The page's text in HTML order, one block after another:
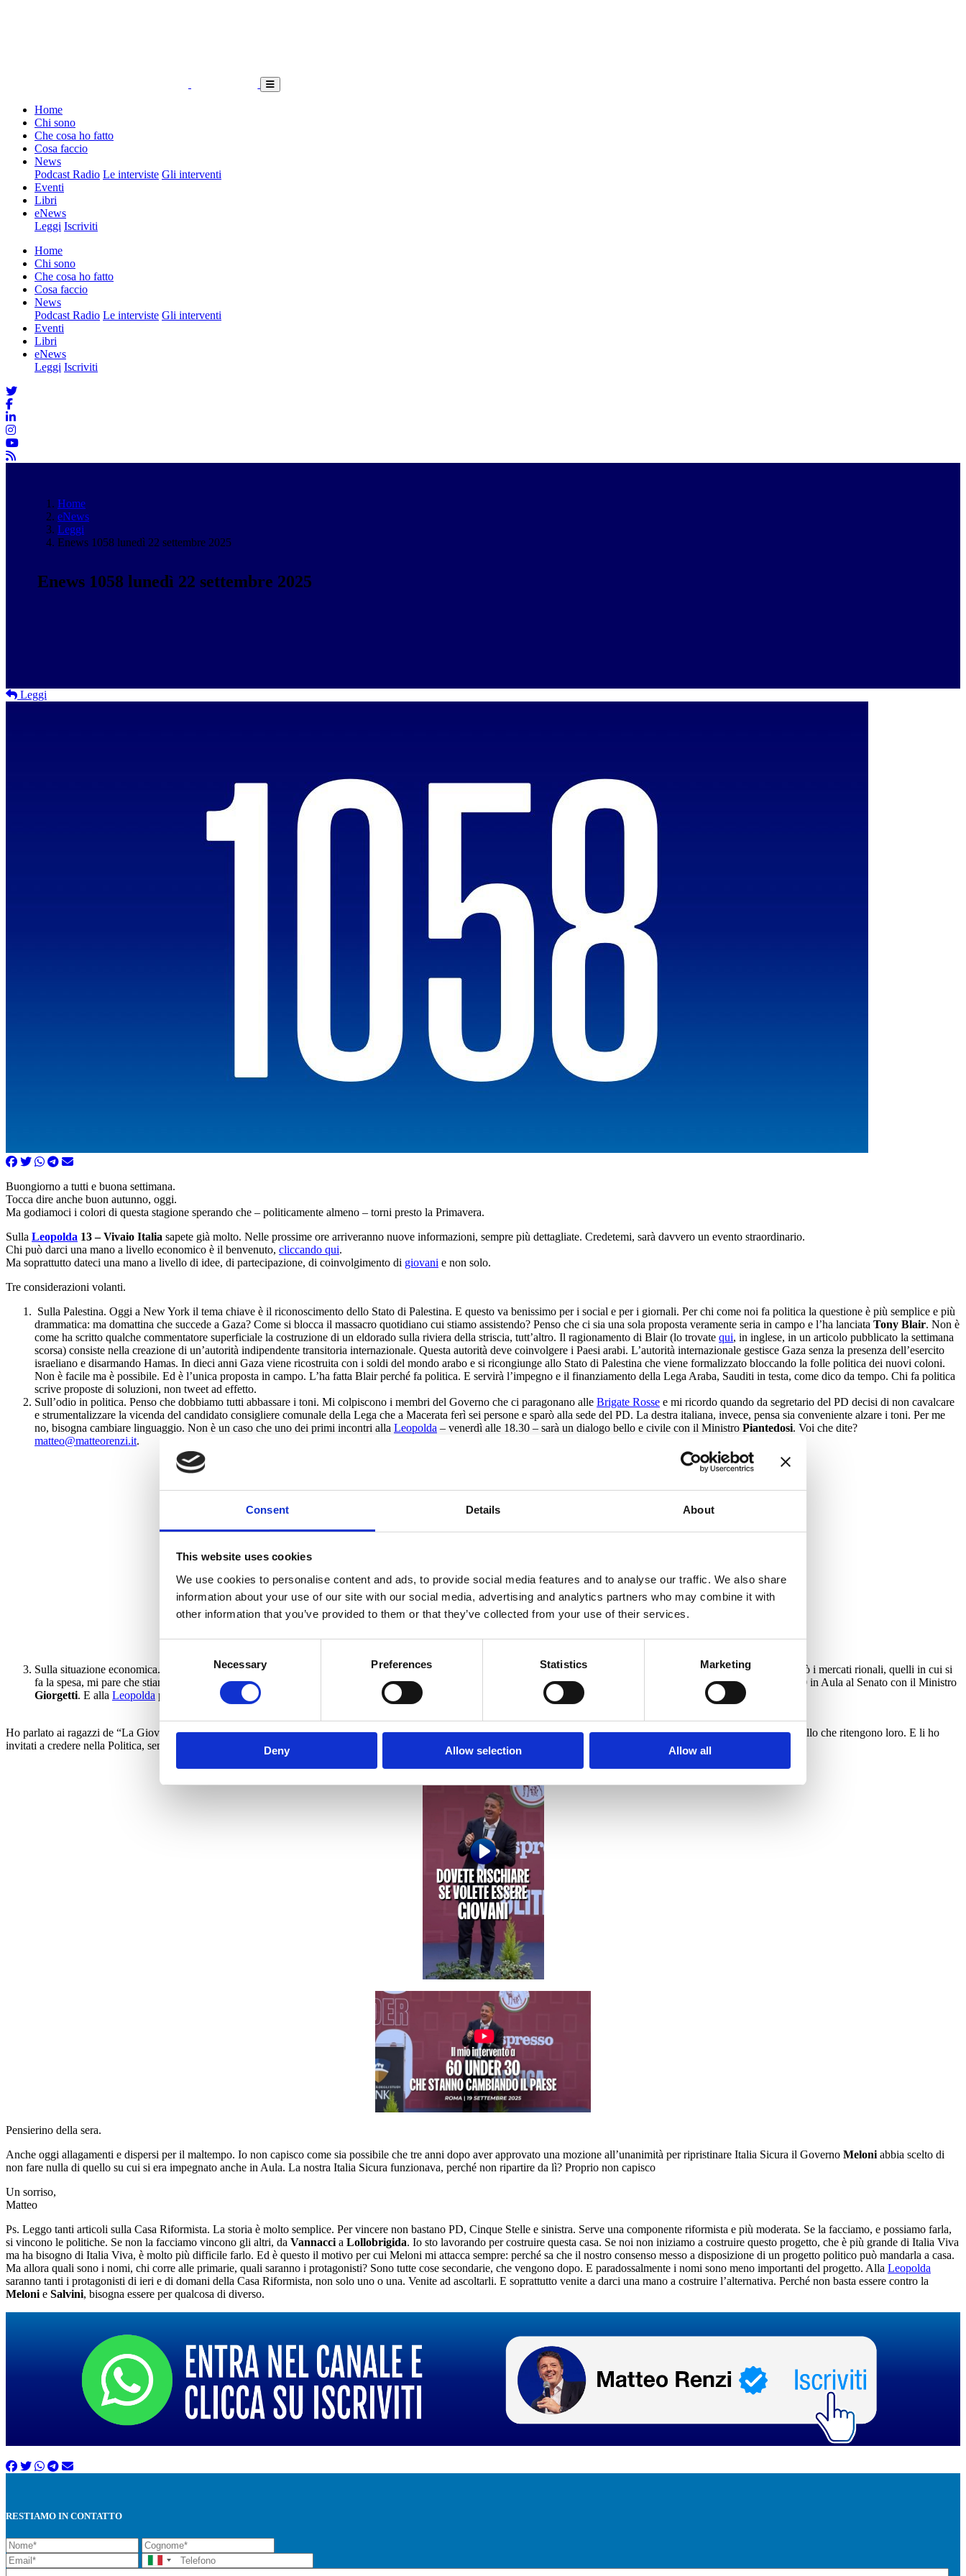
Consent Details About
This website uses cookies
We use cookies to personalise content and ads, to provide social media features and to analyse our traffic. We also share
information about your use of our site with our social media, advertising and analytics partners who may combine it with
other information that you’ve provided to them or that they’ve collected from your use of their services.
Necessary Preferences Statistics Marketing
Deny Allow selection Allow all
Home
Chi sono
Che cosa ho fatto
Cosa faccio
News
Podcast Radio Le interviste Gli interventi
Eventi
Libri
eNews
Leggi Iscriviti
Home
Chi sono
Che cosa ho fatto
Cosa faccio
News
Podcast Radio Le interviste Gli interventi
Eventi
Libri
eNews
Leggi Iscriviti
Home
eNews
Leggi
Enews 1058 lunedì 22 settembre 2025
Enews 1058 lunedì 22 settembre 2025
Leggi
Buongiorno a tutti e buona settimana.
Tocca dire anche buon autunno, oggi.
Ma godiamoci i colori di questa stagione sperando che – politicamente almeno – torni presto la Primavera.
Sulla Leopolda 13 – Vivaio Italia sapete già molto. Nelle prossime ore arriveranno nuove informazioni, sempre più dettagliate. Credetemi, sarà davvero un evento straordinario.
Chi può darci una mano a livello economico è il benvenuto, cliccando qui.
Ma soprattutto dateci una mano a livello di idee, di partecipazione, di coinvolgimento di giovani e non solo.
Tre considerazioni volanti.
⁠Sulla Palestina. Oggi a New York il tema chiave è il riconoscimento dello Stato di Palestina. E questo va benissimo per i social e per i giornali. Per chi come noi fa politica la questione è più semplice e più
drammatica: ma domattina che succede a Gaza? Come si blocca il massacro quotidiano cui stiamo assistendo? Penso che ci sia una sola proposta veramente seria in campo e l’ha lanciata Tony Blair. Non è
come ha scritto qualche commentatore superficiale la costruzione di un eldorado sulla riviera della striscia, tutt’altro. Il ragionamento di Blair (lo trovate qui, in inglese, in un articolo pubblicato la settimana
scorsa) consiste nella creazione di un’autorità indipendente transitoria internazionale. Questa autorità deve coinvolgere i Paesi arabi. L’autorità internazionale gestisce Gaza senza la presenza dell’esercito
israeliano e disarmando Hamas. In dieci anni Gaza viene ricostruita con i soldi del mondo arabo e si ricongiunge allo Stato di Palestina che viene formalizzato bloccando la folle politica dei nuovi coloni.
Non è facile ma è possibile. Ed è l’unica proposta in campo. L’ha fatta Blair perché fa politica. E servirà l’impegno e il finanziamento della Lega Araba, Sauditi in testa, come dico da tempo. Chi fa politica
scrive proposte di soluzioni, non tweet ad effetto.
Sull’odio in politica. Penso che dobbiamo tutti abbassare i toni. Mi colpiscono i membri del Governo che ci paragonano alle Brigate Rosse e mi ricordo quando da segretario del PD decisi di non cavalcare
e strumentalizzare la vicenda del candidato consigliere comunale della Lega che a Macerata ferì sei persone e sparò alla sede del PD. La destra italiana, invece, pensa sia conveniente alzare i toni. Per me
no, bisogna cambiare linguaggio. Non è un caso che uno dei primi incontri alla Leopolda – venerdì alle 18.30 – sarà un dialogo bello e civile con il Ministro Piantedosi. Voi che dite?
matteo@matteorenzi.it.
⁠Sulla situazione economica. I mercati finanziari dicono che l’Italia va meglio della Francia. Vista la situazione francese, credetemi, non è granchè, ma accontentiamoci. Però i mercati rionali, quelli in cui si
fa la spesa, mi pare che stiano soffrendo. Il ceto medio boccheggia, ci sono meno soldi in tasca, cresce troppo il carrello della spesa. Sbaglio? Ne parlo mercoledì alle 15:00 in Aula al Senato con il Ministro
Giorgetti. E alla Leopolda presenteremo le nostre proposte per cambiare passo.
Ho parlato ai ragazzi de “La Giovane Roma”, un’associazione che punta al rinnovamento in politica. Hosuggeritoloro di rischiare, di non seguire i capibastone, di prendersi quello che ritengono loro. E li ho
invitati a credere nella Politica, sempre e comunque:
il video completo.
Pensierino della sera.
Anche oggi allagamenti e dispersi per il maltempo. Io non capisco come sia possibile che tre anni dopo aver approvato una mozione all’unanimità per ripristinare Italia Sicura il Governo Meloni abbia scelto di
non fare nulla di quello su cui si era impegnato anche in Aula. La nostra Italia Sicura funzionava, perché non ripartire da lì? Proprio non capisco
Un sorriso,
Matteo
Ps. Leggo tanti articoli sulla Casa Riformista. La storia è molto semplice. Per vincere non bastano PD, Cinque Stelle e sinistra. Serve una componente riformista e più moderata. Se la facciamo, e possiamo farla,
si vincono le politiche. Se non la facciamo vincono gli altri, da Vannacci a Lollobrigida. Io sto lavorando per costruire questa casa. Se noi non iniziamo a costruire questo progetto, che è più grande di Italia Viva
ma ha bisogno di Italia Viva, è molto più difficile farlo. Ed è questo il motivo per cui Meloni mi attacca sempre: perché sa che il nostro consenso messo a disposizione di un progetto politico può mandarla a casa.
Ma allora quali sono i nomi, chi corre alle primarie, quali saranno i protagonisti? Sono tutte cose secondarie, che vengono dopo. E paradossalmente i nomi sono meno importanti del progetto. Alla Leopolda
saranno tanti i protagonisti di ieri e di domani della Casa Riformista, non solo uno o una. Venite ad ascoltarli. E soprattutto venite a darci una mano a costruire l’alternativa. Perché non basta essere contro la
Meloni e Salvini, bisogna essere per qualcosa di diverso.
RESTIAMO IN CONTATTO